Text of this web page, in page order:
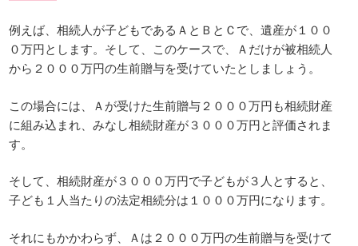
例えば、相続人が子どもであるＡとＢとＣで、遺産が１００
０万円とします。そして、このケースで、Ａだけが被相続人
から２０００万円の生前贈与を受けていたとしましょう。
この場合には、Ａが受けた生前贈与２０００万円も相続財産
に組み込まれ、みなし相続財産が３０００万円と評価されま
す。
そして、相続財産が３０００万円で子どもが３人とすると、
子ども１人当たりの法定相続分は１０００万円になります。
それにもかかわらず、Ａは２０００万円の生前贈与を受けて